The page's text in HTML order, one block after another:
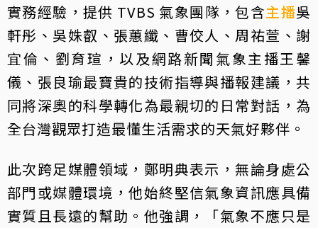
實務經驗，提供 TVBS 氣象團隊，包含主播吳
軒彤、吳姝叡、張蕙纖、曹佼人、周祐萱、謝
宜倫、劉育瑄，以及網路新聞氣象主播王馨
儀、張良瑜最寶貴的技術指導與播報建議，共
同將深奧的科學轉化為最親切的日常對話，為
全台灣觀眾打造最懂生活需求的天氣好夥伴。
此次跨足媒體領域，鄭明典表示，無論身處公
部門或媒體環境，他始終堅信氣象資訊應具備
實質且長遠的幫助。他強調，「氣象不應只是